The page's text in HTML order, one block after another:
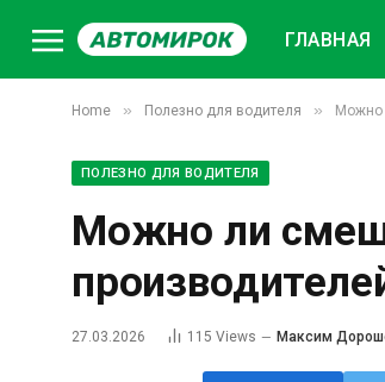
ГЛАВНАЯ
Home » Полезно для водителя » Можно
ПОЛЕЗНО ДЛЯ ВОДИТЕЛЯ
Можно ли
27.03.2026 115 Views Максим